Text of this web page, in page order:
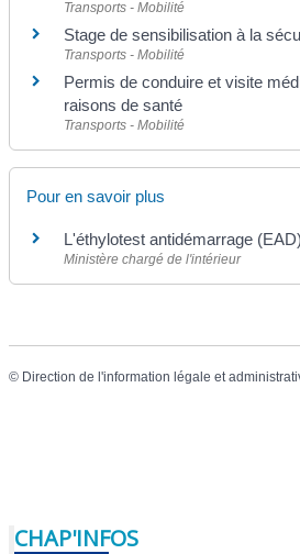
Transports - Mobilité
Stage de sensibilisation à la
Transports - Mobilité
Permis de conduire et visite
raisons de santé
Transports - Mobilité
Pour en savoir plus
L'éthylotest antidémarrage (EAD)
Ministère chargé de l'intérieur
© Direction de l'information légale et
CHAP'INFOS